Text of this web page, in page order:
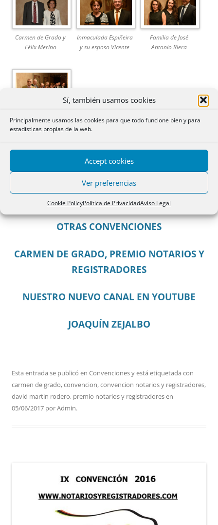
Sí, también usamos cookies
Principalmente usamos las cookies para que todo funcione bien y para
estadísticas propias de la web.
Accept cookies
Ver preferencias
Cookie PolicyPolítica de PrivacidadAviso Legal
Carmen de Grado y
Félix Merino
Inmaculada Espiñeira
y su esposo Vicente
Familia de José
Antonio Riera
Parte del equipo de
NyR en un espejo
Fotógrafo:David Martín Rodero.
OTRAS CONVENCIONES
CARMEN DE GRADO, PREMIO NOTARIOS Y
REGISTRADORES
NUESTRO NUEVO CANAL EN YOUTUBE
JOAQUÍN ZEJALBO
Esta entrada se publicó en Convencionesy está etiquetada con
carmen de grado,convencion,convencion notarios y registradores,
david martin rodero, premio notarios y registradoresen
05/06/2017 porAdmin.